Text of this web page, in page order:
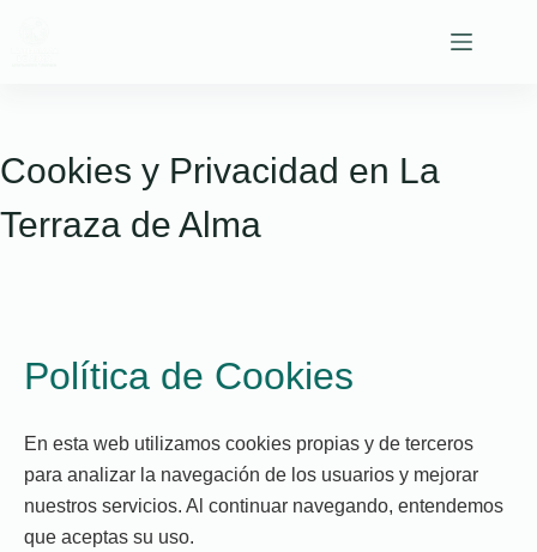
Cookies y Privacidad en La
Terraza de Alma
Política de Cookies
En esta web utilizamos cookies propias y de terceros
para analizar la navegación de los usuarios y mejorar
nuestros servicios. Al continuar navegando, entendemos
que aceptas su uso.